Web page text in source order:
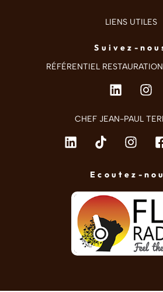
LIENS UTILES
Suivez-
RÉFÉRENTIEL
CHEF JEAN-PAUL
Ecoutez-